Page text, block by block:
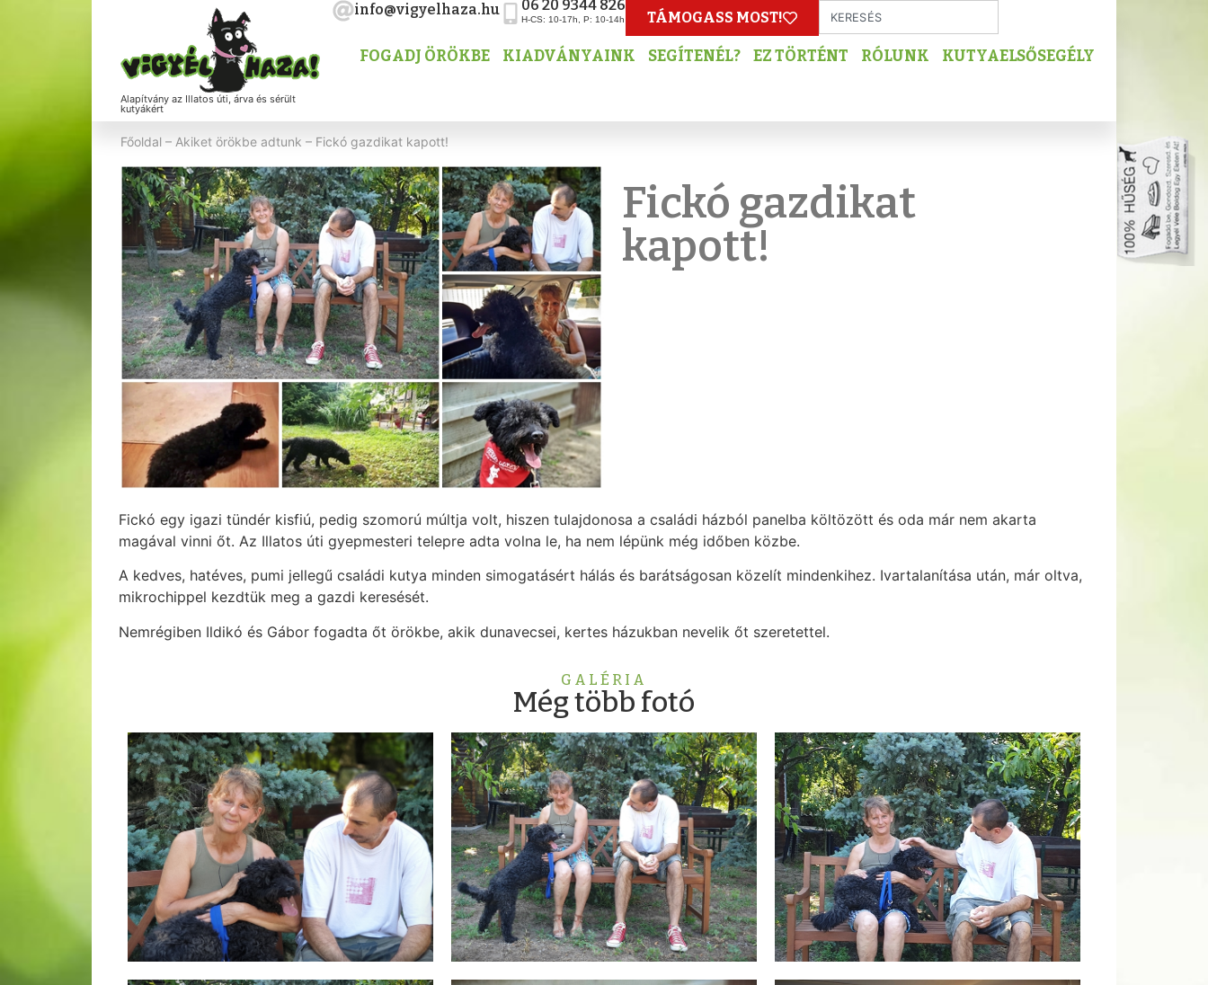
Alapítvány az Illatos úti, árva és sérült
kutyákért
info@vigyelhaza.hu 06 20 9344 826
H-CS: 10-17h, P: 10-14h TÁMOGASS MOST!
FOGADJ ÖRÖKBE KIADVÁNYAINK SEGÍTENÉL? EZ TÖRTÉNT RÓLUNK KUTYAELSŐSEGÉLY
Főoldal – Akiket örökbe adtunk – Fickó gazdikat kapott!
Fickó gazdikat
kapott!
Fickó egy igazi tündér kisfiú, pedig szomorú múltja volt, hiszen tulajdonosa a családi házból panelba költözött és oda már nem akarta
magával vinni őt. Az Illatos úti gyepmesteri telepre adta volna le, ha nem lépünk még időben közbe.
A kedves, hatéves, pumi jellegű családi kutya minden simogatásért hálás és barátságosan közelít mindenkihez. Ivartalanítása után, már oltva,
mikrochippel kezdtük meg a gazdi keresését.
Nemrégiben Ildikó és Gábor fogadta őt örökbe, akik dunavecsei, kertes házukban nevelik őt szeretettel.
GALÉRIA
Még több fotó